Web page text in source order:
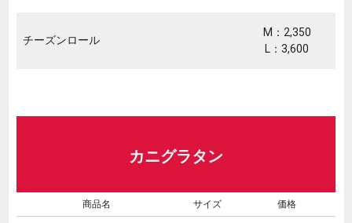
チーズンロール
M：2,350
L：3,600
カニグラタン
商品名 サイズ 価格